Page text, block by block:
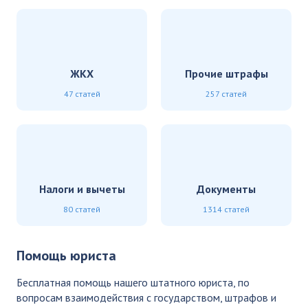
ЖКХ
47 статей
Прочие штрафы
257 статей
Налоги и вычеты
80 статей
Документы
1314 статей
Помощь юриста
Бесплатная помощь нашего штатного юриста, по
вопросам взаимодействия с государством, штрафов и